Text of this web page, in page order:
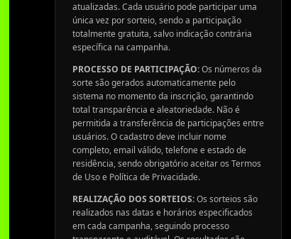
atualizadas. Cada usuário pode participar uma
única vez por sorteio, sendo a participação
totalmente gratuita, salvo indicação contrária
específica na campanha.
PROCESSO DE PARTICIPAÇÃO:Os números da
sorte são gerados automaticamente pelo
sistema no momento da inscrição, garantindo
total transparência e aleatoriedade. Não é
permitida a transferência de participações entre
usuários. O cadastro deve incluir nome
completo, email válido, telefone e estado de
residência, sendo obrigatório aceitar os Termos
de Uso e Política de Privacidade.
REALIZAÇÃO DOS SORTEIOS:Os sorteios são
realizados nas datas e horários especificados
em cada campanha, seguindo processo